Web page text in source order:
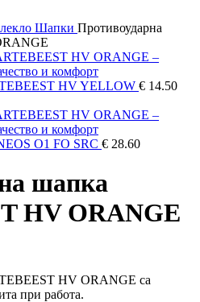
Шапки Противоударна
HV YELLOW € 14.50
O1 FO SRC € 28.60
шапка
HV ORANGE
HV ORANGE са
при работа.